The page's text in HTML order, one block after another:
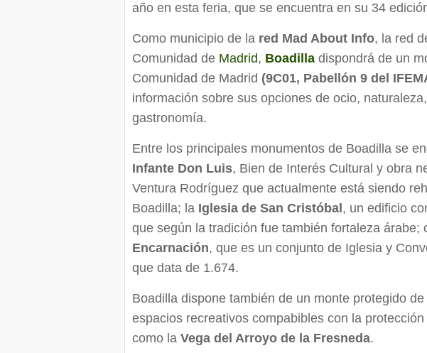
año en esta feria, que se encuentra en su 34
Como municipio de la red Mad About Info, la red
Comunidad de Madrid, Boadilla dispondrá de un
Comunidad de Madrid (9C01, Pabellón 9 del
información sobre sus opciones de ocio, naturaleza,
gastronomía.
Entre los principales monumentos de Boadilla se
Infante Don Luis, Bien de Interés Cultural y obra
Ventura Rodríguez que actualmente está siendo
Boadilla; la Iglesia de San Cristóbal , un edificio
que según la tradición fue también fortaleza árabe;
Encarnación, que es un conjunto de Iglesia y
que data de 1.674.
Boadilla dispone también de un monte protegido
espacios recreativos compabibles con la
como la Vega del Arroyo de la Fresneda.